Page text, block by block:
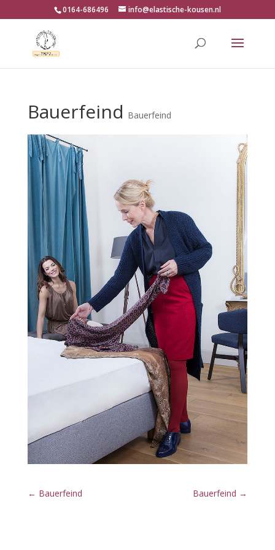
0164-686496 info@elastische-kousen.nl
Bauerfeind Bauerfeind
← Bauerfeind Bauerfeind →